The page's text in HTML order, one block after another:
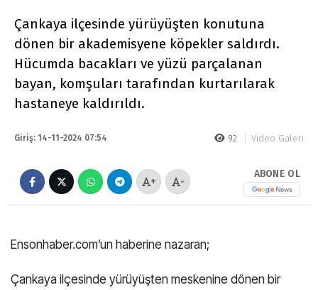
Çankaya ilçesinde yürüyüşten konutuna
dönen bir akademisyene köpekler saldırdı.
Hücumda bacakları ve yüzü parçalanan
bayan, komşuları tarafından kurtarılarak
hastaneye kaldırıldı.
Giriş: 14-11-2024 07:54 92 Video Galeri
+ -
ABONE OL
Ensonhaber.com’un haberine nazaran;
Çankaya ilçesinde yürüyüşten meskenine dönen bir